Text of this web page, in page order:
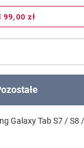
99,00 zł
Galaxy Tab S7 / S8